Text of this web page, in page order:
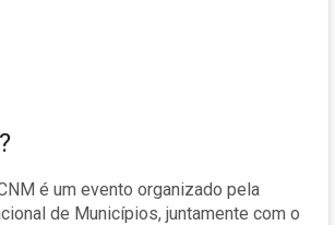
é um evento organizado pela
de Municípios, juntamente com o